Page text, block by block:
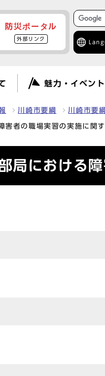
防災ポータル
外部リンク
魅力・イベント
川崎市要綱 川崎市要
害者の職場実習の実施に関
局における